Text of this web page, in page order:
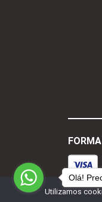
Olá!
Utilizamos